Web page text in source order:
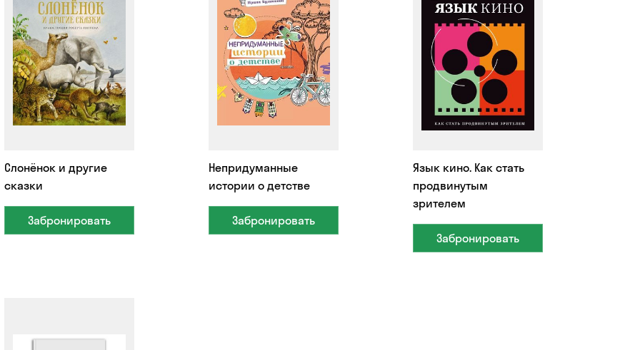
Слонёнок и другие
сказки
Забронировать
Непридуманные
истории о детстве
Забронировать
Язык кино. Как стать
продвинутым
зрителем
Забронировать